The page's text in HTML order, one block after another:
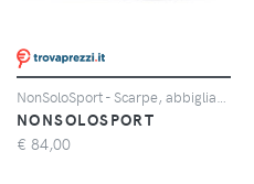
NONSOLOSPORT
€ 84,00